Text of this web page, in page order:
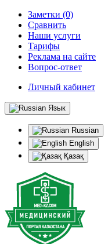
Заметки (0)
Сравнить
Наши услуги
Тарифы
Реклама на сайте
Вопрос-ответ
Личный кабинет
Язык
Russian
English
Қазақ